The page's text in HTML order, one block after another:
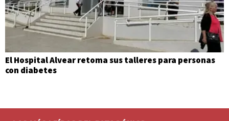
El Hospital Alvear retoma sus talleres para personas
con diabetes